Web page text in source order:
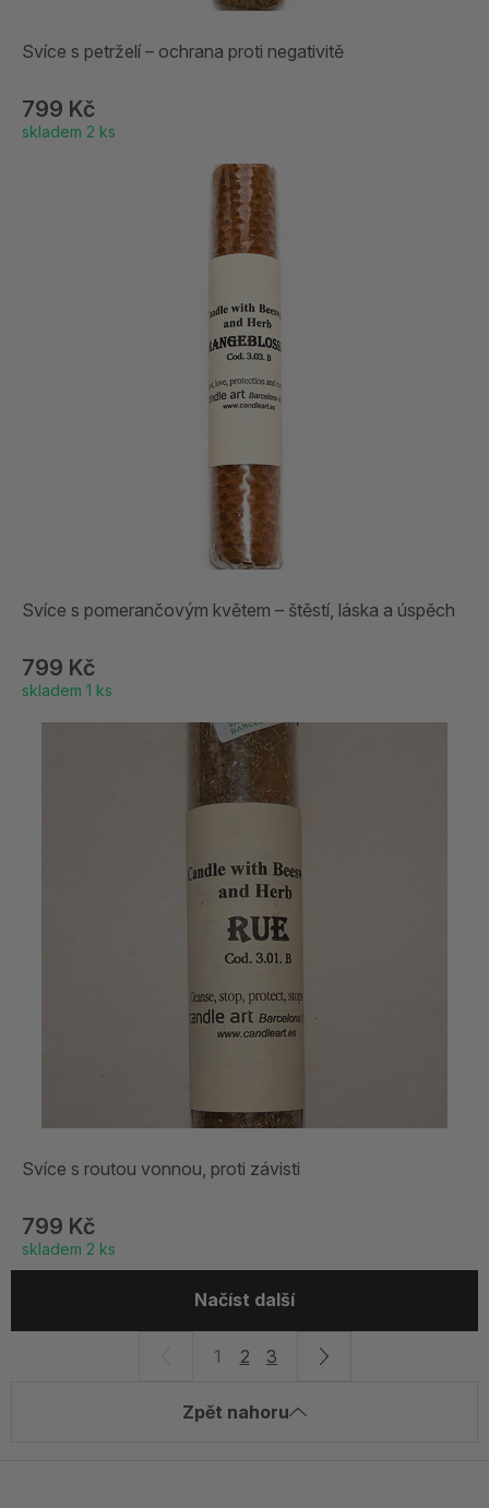
Svíce s petrželí – ochrana proti negativitě
799 Kč
skladem 2 ks
Svíce s pomerančovým květem – štěstí, láska a úspěch
799 Kč
skladem 1 ks
Svíce s routou vonnou, proti závisti
799 Kč
skladem 2 ks
Zpět nahoru
Načíst další
1 2 3